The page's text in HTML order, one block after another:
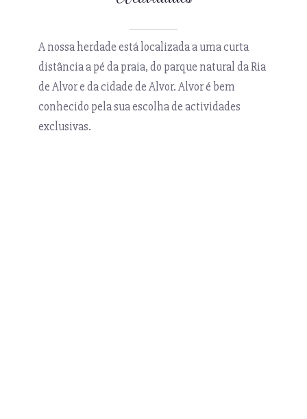
A nossa herdade está localizada a uma curta
distância a pé da praia, do parque natural da Ria
de Alvor e da cidade de Alvor. Alvor é bem
conhecido pela sua escolha de actividades
exclusivas.